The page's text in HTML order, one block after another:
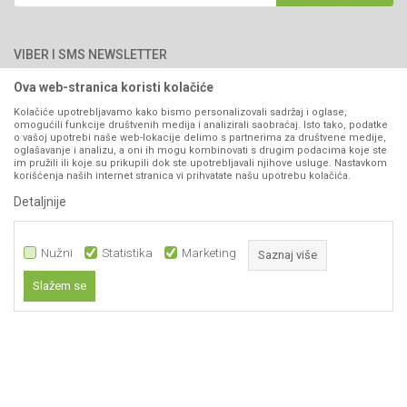
066/44-99-00
Kontakt
Isporuka
Pravo na odustajanje
Reklamacije
Povraćaj sredstava
Zamjena artikala
Plaćanje karticama
VIBER I SMS NEWSLETTER
PRATITE NAS
Ova web-stranica koristi kolačiće
Kolačiće upotrebljavamo kako bismo personalizovali sadržaj i oglase,
omogućili funkcije društvenih medija i analizirali saobraćaj. Isto tako, podatke
o vašoj upotrebi naše web-lokacije delimo s partnerima za društvene medije,
oglašavanje i analizu, a oni ih mogu kombinovati s drugim podacima koje ste
im pružili ili koje su prikupili dok ste upotrebljavali njihove usluge. Nastavkom
korišćenja naših internet stranica vi prihvatate našu upotrebu kolačića.
Detaljnije
Nužni Statistika Marketing Saznaj više
Slažem se